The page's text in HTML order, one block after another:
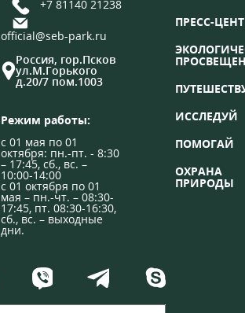
+7 81140 21238
official@seb-park.ru
Россия, гор.Псков
ул.М.Горького
д.20/7 пом.1003
Режим работы:
с 01 мая по 01
октября: пн.-пт. - 8:30
– 17:45, сб., вс. –
10:00-14:00
с 01 октября по 01
мая – пн.-чт. – 08:30-
17:45, пт. 08:30-16:30,
сб., вс. – выходные
дни.
ПРЕСС-
ИССЛЕДУЙ
ПОМОГАЙ
ОХРАНА
ПРИРОДЫ